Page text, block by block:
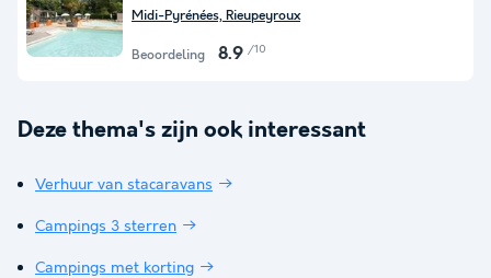
Midi-Pyrénées, Rieupeyroux
Beoordeling 8.9 /10
Deze thema's zijn ook interessant
Verhuur van stacaravans
Campings 3 sterren
Campings met korting